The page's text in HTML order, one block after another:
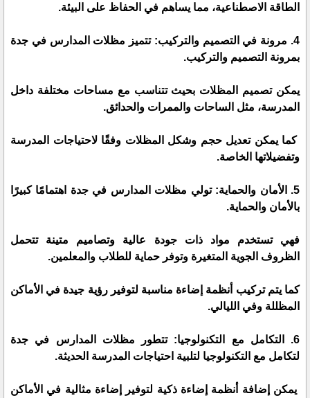
الطاقة الاصطناعية، مما يساهم في الحفاظ على البيئة.
4. مرونة في التصميم والتركيب: تتميز مظلات المدارس في جدة
بمرونة التصميم والتركيب.
يمكن تصميم المظلات بحيث تتناسب مع مساحات مختلفة داخل
المدرسة، مثل الساحات والممرات والحدائق.
كما يمكن تعديل حجم وشكل المظلات وفقًا لاحتياجات المدرسة
وتفضيلاتها الخاصة.
5. الأمان والحماية: تولي مظلات المدارس في جدة اهتمامًا كبيرًا
بالأمان والحماية.
فهي تستخدم مواد ذات جودة عالية وتصاميم متينة تتحمل
الظروف الجوية المتغيرة وتوفر حماية للطلاب والمعلمين.
كما يتم تركيب أنظمة إضاءة مناسبة لتوفير رؤية جيدة في الأماكن
المظللة وفي الليالي.
6. التكامل مع التكنولوجيا: تتطور مظلات المدارس في جدة
لتكامل مع التكنولوجيا لتلبية احتياجات المدرسة الحديثة.
يمكن إضافة أنظمة إضاءة ذكية لتوفير إضاءة مثالية في الأماكن